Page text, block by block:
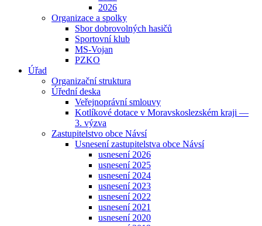
2026
Organizace a spolky
Sbor dobrovolných hasičů
Sportovní klub
MS-Vojan
PZKO
Úřad
Organizační struktura
Úřední deska
Veřejnoprávní smlouvy
Kotlíkové dotace v Moravskoslezském kraji —
3. výzva
Zastupitelstvo obce Návsí
Usnesení zastupitelstva obce Návsí
usnesení 2026
usnesení 2025
usnesení 2024
usnesení 2023
usnesení 2022
usnesení 2021
usnesení 2020